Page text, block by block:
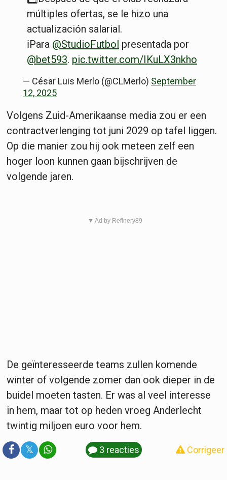
múltiples ofertas, se le hizo una
actualización salarial.
ℹ️Para @StudioFutbol presentada por
@bet593. pic.twitter.com/IKuLX3nkho
— César Luis Merlo (@CLMerlo) September
12, 2025
Volgens Zuid-Amerikaanse media zou er een
contractverlenging tot juni 2029 op tafel liggen.
Op die manier zou hij ook meteen zelf een
hoger loon kunnen gaan bijschrijven de
volgende jaren.
▼ Ad by Refinery89
De geïnteresseerde teams zullen komende
winter of volgende zomer dan ook dieper in de
buidel moeten tasten. Er was al veel interesse
in hem, maar tot op heden vroeg Anderlecht
twintig miljoen euro voor hem.
𝕏 3 reacties Corrigeer